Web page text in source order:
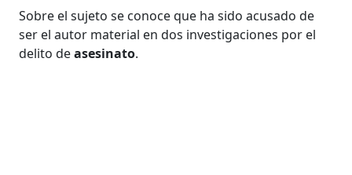
Sobre el sujeto se conoce que ha sido acusado de
ser el autor material en dos investigaciones por el
delito deasesinato.